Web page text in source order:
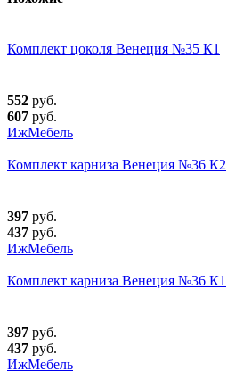
Комплект цоколя Венеция №35 К1
552 руб.
607 руб.
ИжМебель
Комплект карниза Венеция №36 К2
397 руб.
437 руб.
ИжМебель
Комплект карниза Венеция №36 К1
397 руб.
437 руб.
ИжМебель